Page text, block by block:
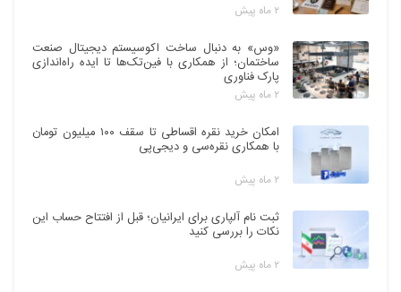
۲ ماه پیش
«وس» به دنبال ساخت اکوسیستم دیجیتال صنعت
ساختمان؛ از همکاری با فین‌تک‌ها تا ایده راه‌اندازی
پارک فناوری
۲ ماه پیش
امکان خرید نقره اقساطی تا سقف ۱۰۰ میلیون تومان
با همکاری نقره‌سی و دیجی‌پی
۲ ماه پیش
ثبت نام آلپاری برای ایرانیان؛ قبل از افتتاح حساب این
نکات را بررسی کنید
۲ ماه پیش